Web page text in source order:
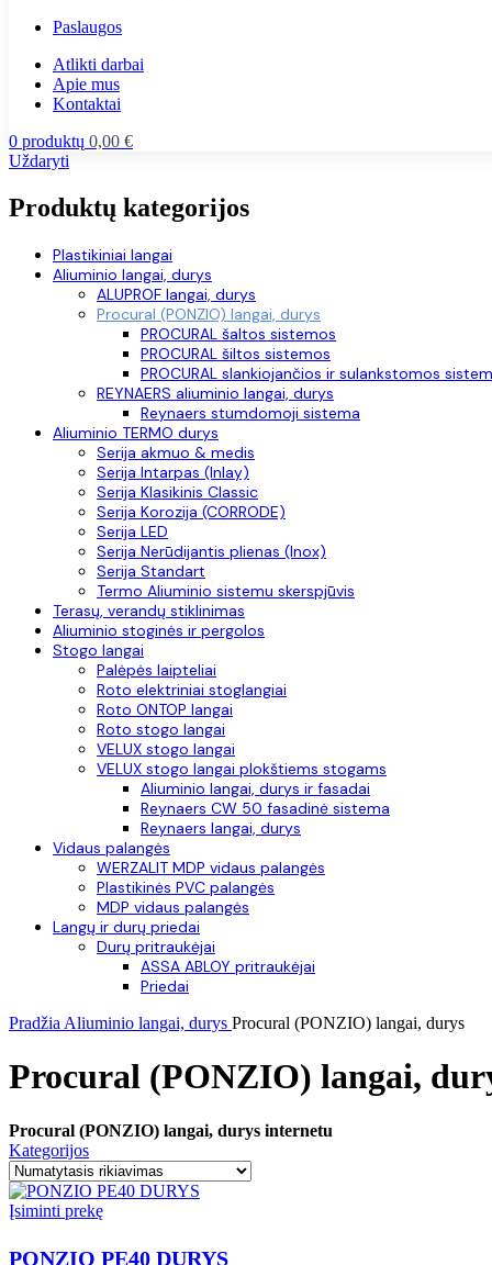
Paslaugos
Atlikti darbai
Apie mus
Kontaktai
0 produktų 0,00 €
Uždaryti
Produktų kategorijos
Plastikiniai langai
Aliuminio langai, durys
ALUPROF langai, durys
Procural (PONZIO) langai, durys
PROCURAL šaltos sistemos
PROCURAL šiltos sistemos
PROCURAL slankiojančios ir sulankstomos
REYNAERS aliuminio langai, durys
Reynaers stumdomoji sistema
Aliuminio TERMO durys
Serija akmuo & medis
Serija Intarpas (Inlay)
Serija Klasikinis Classic
Serija Korozija (CORRODE)
Serija LED
Serija Nerūdijantis plienas (Inox)
Serija Standart
Termo Aliuminio sistemu skerspjūvis
Terasų, verandų stiklinimas
Aliuminio stoginės ir pergolos
Stogo langai
Palėpės laipteliai
Roto elektriniai stoglangiai
Roto ONTOP langai
Roto stogo langai
VELUX stogo langai
VELUX stogo langai plokštiems stogams
Aliuminio langai, durys ir fasadai
Reynaers CW 50 fasadinė sistema
Reynaers langai, durys
Vidaus palangės
WERZALIT MDP vidaus palangės
Plastikinės PVC palangės
MDP vidaus palangės
Langų ir durų priedai
Durų pritraukėjai
ASSA ABLOY pritraukėjai
Priedai
Pradžia Aliuminio langai, durys Procural (PONZIO) langai, durys
Procural (PONZIO) langai,
Procural (PONZIO) langai, durys internetu
Kategorijos
Įsiminti prekę
PONZIO PE40 DURYS